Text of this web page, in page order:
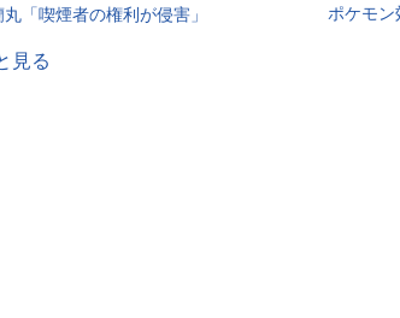
「喫煙者の権利が侵害」
ポケモ
見る